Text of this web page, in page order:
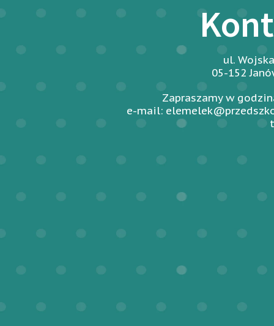
ul.
05-152
Zapraszamy w
e-mail: